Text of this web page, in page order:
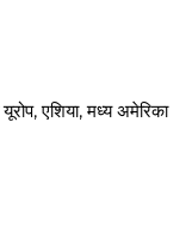
एशिया, मध्य अमेरिका